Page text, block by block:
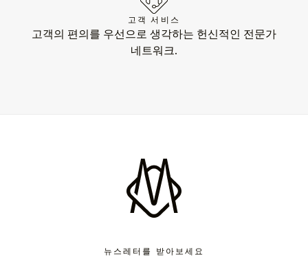
고객 서비스
고객의 편의를 우선으로 생각하는 헌신적인 전문가
네트워크.
뉴스레터를 받아보세요